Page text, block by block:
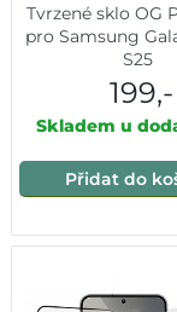
Tvrzené sklo OG
pro Samsung
S25
199,-
Skladem u
Přidat do